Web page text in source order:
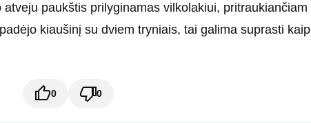
paukštis prilyginamas vilkolakiui, pritraukiančiam
kiaušinį su dviem tryniais, tai galima suprasti kaip
0 0